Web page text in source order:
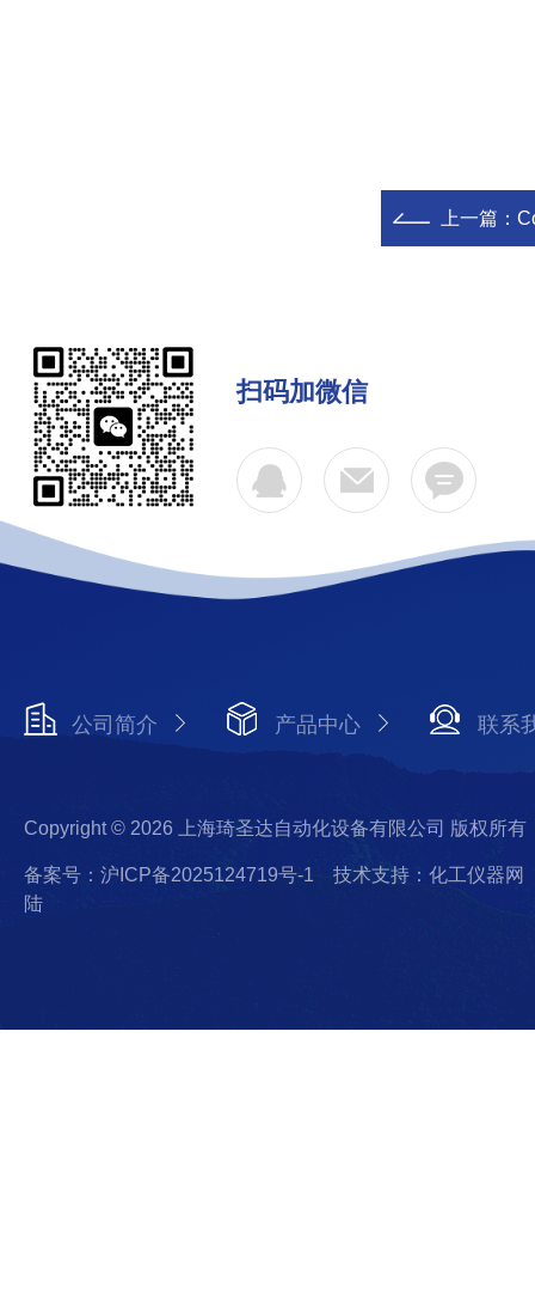
上一篇：
扫码加微信
公司简介 产品中心 联系
Copyright © 2026 上海琦圣达自动化设备有限公司 版权所有
备案号：沪ICP备2025124719号-1
技术支持：化工仪器网
陆